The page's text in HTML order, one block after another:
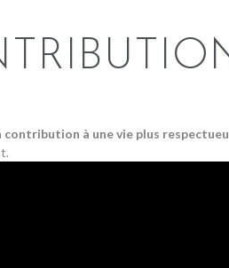
contribution à une vie plus